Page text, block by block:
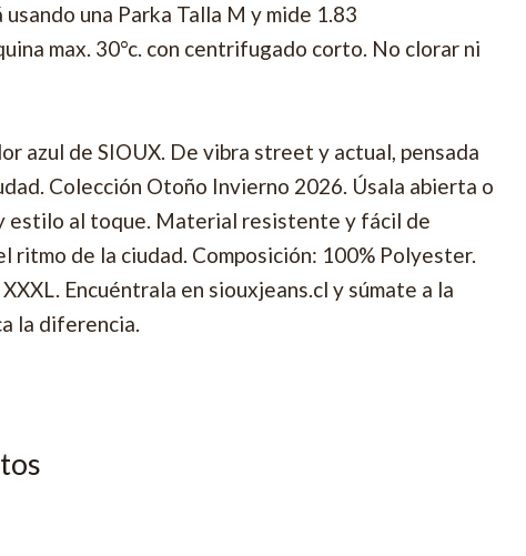
una Parka Talla M y mide 1.83
max. 30°c. con centrifugado corto. No clorar ni
azul de SIOUX. De vibra street y actual, pensada
Colección Otoño Invierno 2026. Úsala abierta o
estilo al toque. Material resistente y fácil de
ritmo de la ciudad. Composición: 100% Polyester.
Encuéntrala en siouxjeans.cl y súmate a la
la diferencia.